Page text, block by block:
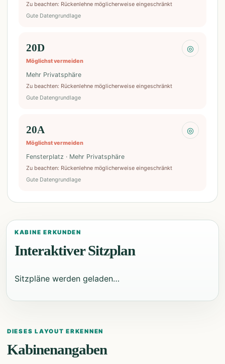
Zu beachten: Rückenlehne möglicherweise eingeschränkt
Gute Datengrundlage
20D
Möglichst vermeiden
◎
Mehr Privatsphäre
Zu beachten: Rückenlehne möglicherweise eingeschränkt
Gute Datengrundlage
20A
Möglichst vermeiden
◎
Fensterplatz · Mehr Privatsphäre
Zu beachten: Rückenlehne möglicherweise eingeschränkt
Gute Datengrundlage
KABINE ERKUNDEN
Interaktiver Sitzplan
Sitzpläne werden geladen…
DIESES LAYOUT ERKENNEN
Kabinenangaben